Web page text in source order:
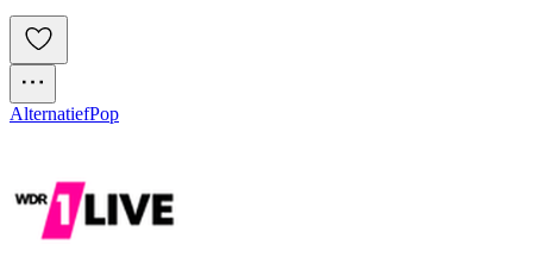
AlternatiefPop